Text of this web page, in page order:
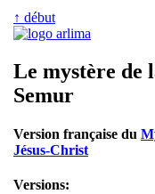
↑ début
Le mystère de
Semur
Version française du
Jésus-Christ
Versions: